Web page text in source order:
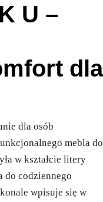
U –
dla
dla osób
mebla do
w kształcie litery
do codziennego
wpisuje się w